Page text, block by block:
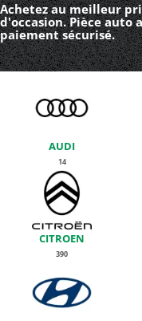
Achetez au meilleur
d'occasion. Pièce auto
paiement sécurisé.
AUDI
14
CITROEN
390